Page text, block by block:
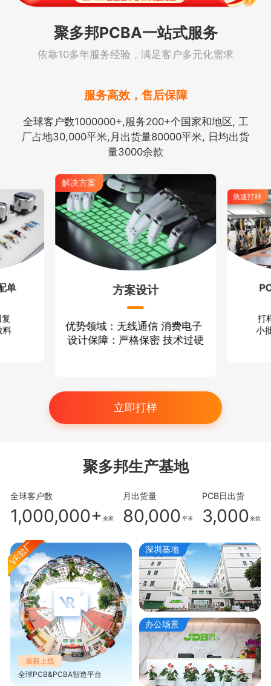
聚多邦PCBA一站式服务
依靠10多年服务经验，满足客户多元化需求
服务高效，售后保障
全球客户数1000000+,服务200+个国家和地区, 工
厂占地30,000平米,月出货量80000平米, 日均出货
量3000余款
单
料
解决方案
方案设计
优势领域：无线通信 消费电子
设计保障：严格保密 技术过硬
急速打样
打
小
立即打样
聚多邦生产基地
全球客户数
1,000,000+ 余家
月出货量
80,000 平米
PCB日出货
3,000 余款
最新上线
全球PCB&PCBA智造平台
深圳基地
办公场景